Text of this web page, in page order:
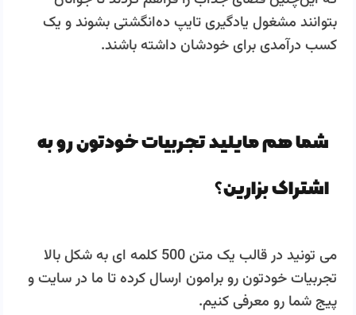
بتوانند مشغول یادگیری تایپ ده‌انگشتی بشوند و یک
کسب درآمدی برای خودشان داشته باشند.
شما هم مایلید تجربیات خودتون رو به
اشتراک بزارین؟
می تونید در قالب یک متن 500 کلمه ای به شکل بالا
تجربیات خودتون رو برامون ارسال کرده تا ما در سایت و
پیج شما رو معرفی کنیم.